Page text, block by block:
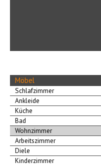
Möbel
Schlafzimmer
Ankleide
Küche
Bad
Wohnzimmer
Arbeitszimmer
Diele
Kinderzimmer